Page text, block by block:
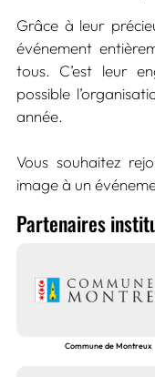
Grâce à leur
événement
tous. C’est leur
possible
année.
Vous souhaitez
image à un
Partenaires
Commune de Montreux